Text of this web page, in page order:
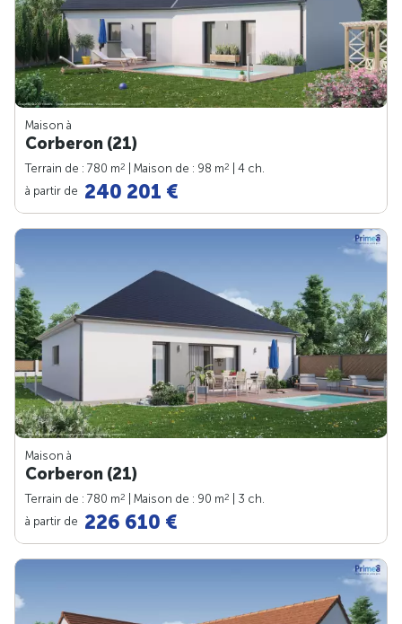
Maison à
Corberon (21)
Terrain de : 780 m2 | Maison de : 98 m2
| 4 ch.
à partir de 240 201 €
Maison à
Corberon (21)
Terrain de : 780 m2 | Maison de : 90 m2
| 3 ch.
à partir de 226 610 €